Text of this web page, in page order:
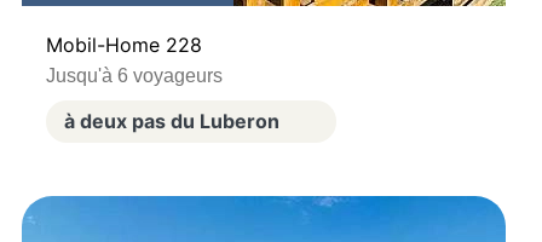
Mobil-Home 228
Jusqu'à 6 voyageurs
à deux pas du Luberon